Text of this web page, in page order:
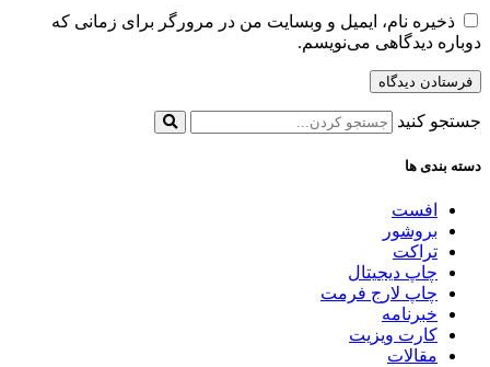
ذخیره نام، ایمیل و وبسایت من در مرورگر برای زمانی که
دوباره دیدگاهی می‌نویسم.
جستجو کنید
دسته بندی ها
افست
بروشور
تراکت
چاپ دیجیتال
چاپ لارج فرمت
خبرنامه
کارت ویزیت
مقالات